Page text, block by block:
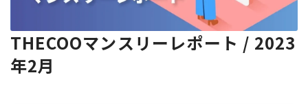
THECOOマンスリーレポート / 2023
年2月